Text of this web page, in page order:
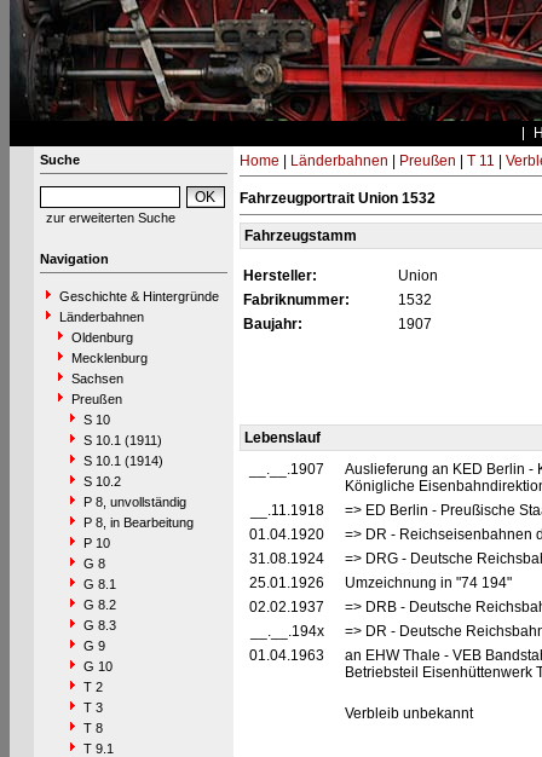
Suche
zur erweiterten Suche
Navigation
Geschichte & Hintergründe
Länderbahnen
Oldenburg
Mecklenburg
Sachsen
Preußen
S 10
S 10.1 (1911)
S 10.1 (1914)
S 10.2
P 8, unvollständig
P 8, in Bearbeitung
P 10
G 8
G 8.1
G 8.2
G 8.3
G 9
G 10
T 2
T 3
T 8
T 9.1
Home Länderbahnen Preußen T 11
Fahrzeugportrait Union 1532
Fahrzeugstamm
Hersteller:
Union
Fabriknummer:
1532
Baujahr:
1907
Lebenslauf
__.__.1907
Auslieferung an KED Berlin -
Königliche
__.11.1918
=> ED Berlin - Preußische
01.04.1920
=> DR - Reichseisenbahnen
31.08.1924
=> DRG - Deutsche
25.01.1926
Umzeichnung in "74 194"
02.02.1937
=> DRB - Deutsche
__.__.194x
=> DR - Deutsche
01.04.1963
an EHW Thale - VEB
Betriebsteil Eisenhüttenwerk
Verbleib unbekannt